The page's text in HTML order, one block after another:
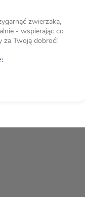
zwierzaka,
- wspierając co
za Twoją dobroć!